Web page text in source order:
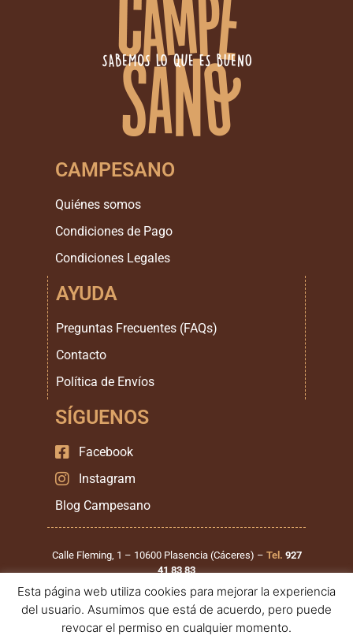
CAMPESANO
Quiénes somos
Condiciones de Pago
Condiciones Legales
AYUDA
Preguntas Frecuentes (FAQs)
Contacto
Política de Envíos
SÍGUENOS
Facebook
Instagram
Blog Campesano
Calle Fleming, 1 – 10600 Plasencia (Cáceres) – Tel. 927
41 83 83
Calle Santiago Mirat, 1 – 37900 Santa Marta de Tormes
(Salamanca) –Tel. 923 999 111
Esta página web utiliza cookies para mejorar la experiencia
del usuario. Asumimos que está de acuerdo, pero puede
revocar el permiso en cualquier momento.